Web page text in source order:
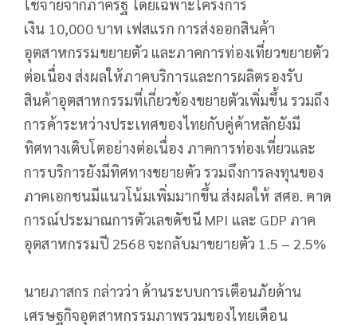
ใช้จ่ายจากภาครัฐ โดยเฉพาะโครงการ
เงิน 10,000 บาท เฟสแรก การส่งออกสินค้า
อุตสาหกรรมขยายตัว และภาคการท่องเที่ยวขยายตัว
ต่อเนื่อง ส่งผลให้ภาคบริการและการผลิตรองรับ
สินค้าอุตสาหกรรมที่เกี่ยวข้องขยายตัวเพิ่มขึ้น รวมถึง
การค้าระหว่างประเทศของไทยกับคู่ค้าหลักยังมี
ทิศทางเติบโตอย่างต่อเนื่อง ภาคการท่องเที่ยวและ
การบริการยังมีทิศทางขยายตัว รวมถึงการลงทุนของ
ภาคเอกชนมีแนวโน้มเพิ่มมากขึ้น ส่งผลให้ สศอ. คาด
การณ์ประมาณการตัวเลขดัชนี MPI และ GDP ภาค
อุตสาหกรรมปี 2568 จะกลับมาขยายตัว 1.5 – 2.5%
นายภาสกร กล่าวว่า ด้านระบบการเตือนภัยด้าน
เศรษฐกิจอุตสาหกรรมภาพรวมของไทยเดือน